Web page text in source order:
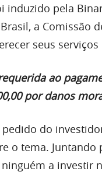
induzido pela
a Comissão
seus
ao
por danos
do
o tema.
a investir